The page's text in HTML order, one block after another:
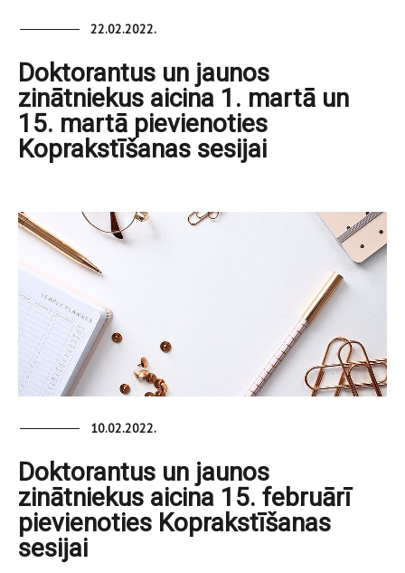
22.02.2022.
Doktorantus un jaunos
zinātniekus aicina 1. martā un
15. martā pievienoties
Koprakstīšanas sesijai
10.02.2022.
Doktorantus un jaunos
zinātniekus aicina 15. februārī
pievienoties Koprakstīšanas
sesijai